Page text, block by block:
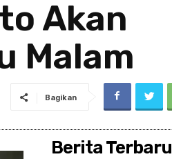
Akan
Malam
Bagikan
Berita Terbaru